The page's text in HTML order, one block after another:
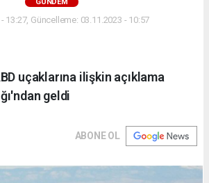
GÜNDEM
13:27, Güncelleme: 03.11.2023 - 10:57
uçaklarına ilişkin açıklama
geldi
ABONE OL